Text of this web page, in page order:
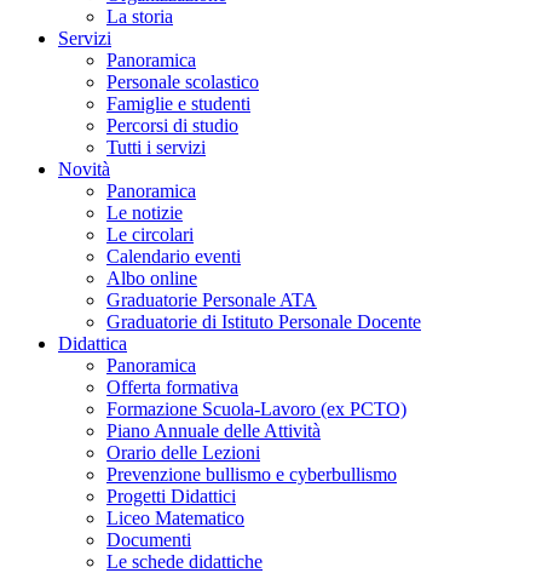
La storia
Servizi
Panoramica
Personale scolastico
Famiglie e studenti
Percorsi di studio
Tutti i servizi
Novità
Panoramica
Le notizie
Le circolari
Calendario eventi
Albo online
Graduatorie Personale ATA
Graduatorie di Istituto Personale Docente
Didattica
Panoramica
Offerta formativa
Formazione Scuola-Lavoro (ex PCTO)
Piano Annuale delle Attività
Orario delle Lezioni
Prevenzione bullismo e cyberbullismo
Progetti Didattici
Liceo Matematico
Documenti
Le schede didattiche